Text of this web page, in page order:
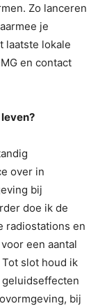
Zo lanceren
je
laatste lokale
en contact
over in
bij
doe ik de
radiostations en
een aantal
slot houd ik
geluidseffecten
bij